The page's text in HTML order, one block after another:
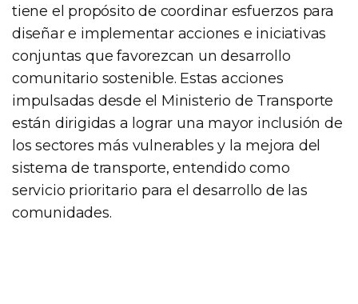
tiene el propósito de coordinar esfuerzos para
diseñar e implementar acciones e iniciativas
conjuntas que favorezcan un desarrollo
comunitario sostenible. Estas acciones
impulsadas desde el Ministerio de Transporte
están dirigidas a lograr una mayor inclusión de
los sectores más vulnerables y la mejora del
sistema de transporte, entendido como
servicio prioritario para el desarrollo de las
comunidades.